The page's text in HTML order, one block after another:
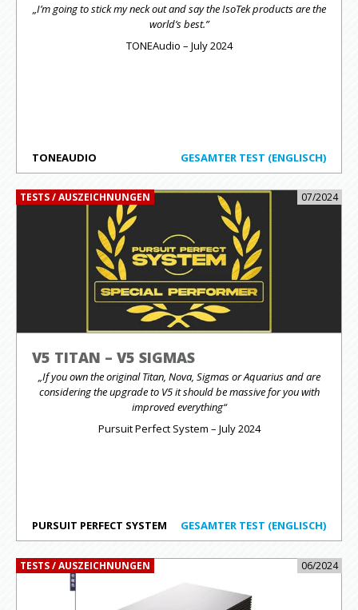
„I’m going to stick my neck out and say the IsoTek products are the
world’s best.”
TONEAudio – July 2024
TONEAUDIO GESAMTER TEST (ENGLISCH)
TESTS / AUSZEICHNUNGEN 07/2024
V5 TITAN – V5 SIGMAS
„If you own the original Titan, Nova, Sigmas or Aquarius and are
considering the upgrade to V5 it should be massive for you with
improved everything“
Pursuit Perfect System – July 2024
PURSUIT PERFECT SYSTEM GESAMTER TEST (ENGLISCH)
TESTS / AUSZEICHNUNGEN 06/2024